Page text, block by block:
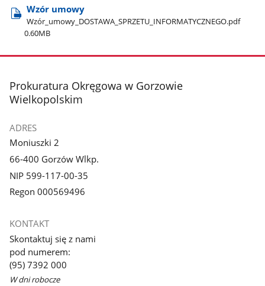
Wzór umowy
Wzór​_umowy​_DOSTAWA​_SPRZETU​_INFORMATYCZNEGO.pdf
0.60MB
stopka
Prokuratura Okręgowa w Gorzowie
Wielkopolskim
ADRES
Moniuszki 2
66-400 Gorzów Wlkp.
NIP 599-117-00-35
Regon 000569496
KONTAKT
Skontaktuj się z nami
pod numerem:
(95) 7392 000
W dni robocze